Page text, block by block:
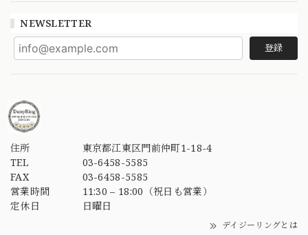
NEWSLETTER
登録
住所
東京都江東区門前仲町1-18-4
TEL
03-6458-5585
FAX
03-6458-5585
営業時間
11:30 – 18:00（祝日も営業）
定休日
日曜日
デイジーリングとは